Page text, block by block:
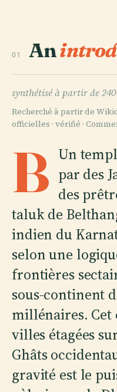
01 An
synthétisé à partir de
Recherché à partir de
officielles · vérifié ·
B Un
par des
des
taluk de
indien du
selon une
frontières
sous-continent
millénaires. Cet
villes étagées
Ghâts
gravité est le